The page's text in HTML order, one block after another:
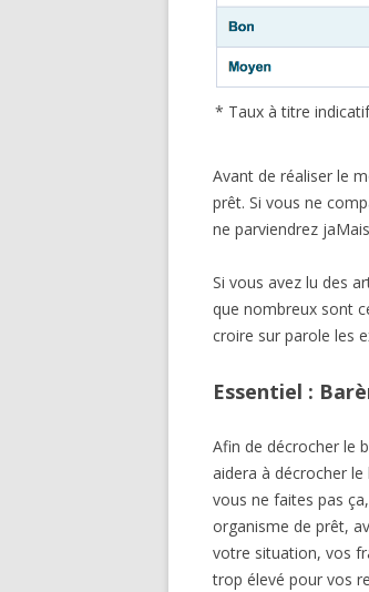
* Taux à titre
Avant de réaliser le
prêt. Si vous ne
ne parviendrez
Si vous avez lu des
que nombreux sont
croire sur parole les
Essentiel :
Afin de décrocher le
aidera à décrocher
vous ne faites pas
organisme de prêt,
votre situation, vos
trop élevé pour vos